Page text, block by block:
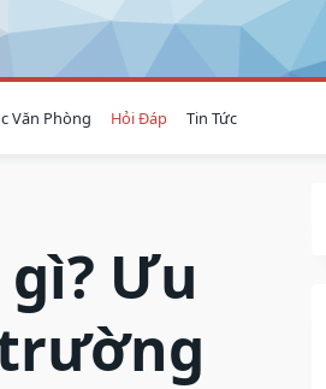
Văn Phòng Hỏi Đáp Tin Tức
Ưu